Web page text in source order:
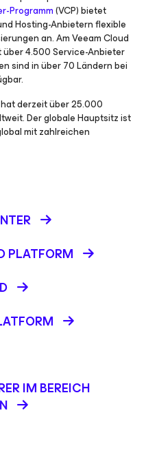
Programm(VCP) bietet
Hosting-Anbietern flexible
an. Am Veeam Cloud
4.500 Service-Anbieter
sind in über 70 Ländern bei
derzeit über 25.000
Der globale Hauptsitz ist
mit zahlreichen
PLATFORM
IM BEREICH